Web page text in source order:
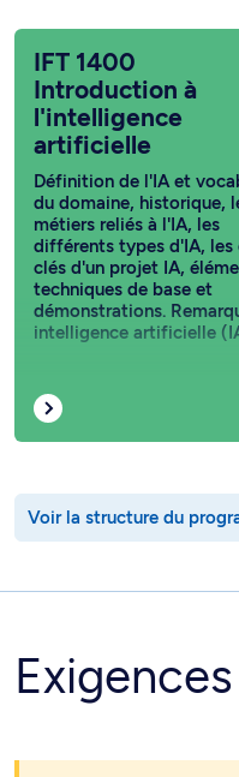
IFT 1400
Introduction à
l'intelligence
artificielle
Définition de l'IA et
du domaine, historique,
métiers reliés à l'IA, les
différents types d'IA, les
clés d'un projet IA,
techniques de base et
démonstrations.
intelligence artificielle
Voir la structure du